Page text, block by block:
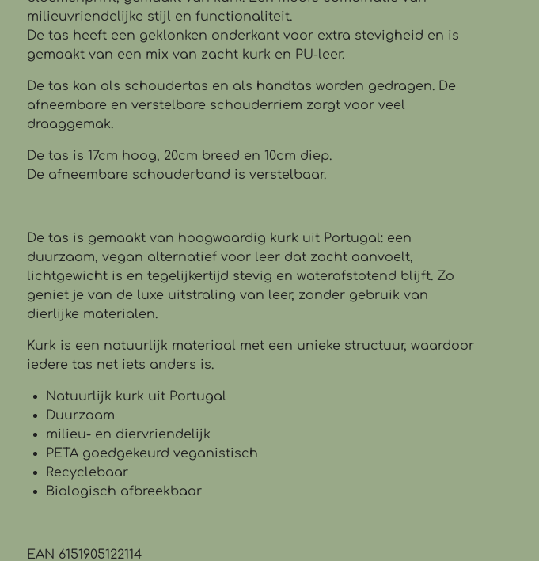
milieuvriendelijke stijl en functionaliteit.
De tas heeft een geklonken onderkant voor extra stevigheid en is
gemaakt van een mix van zacht kurk en PU-leer.
De tas kan als schoudertas en als handtas worden gedragen. De
afneembare en verstelbare schouderriem zorgt voor veel
draaggemak.
De tas is 17cm hoog, 20cm breed en 10cm diep.
De afneembare schouderband is verstelbaar.
De tas is gemaakt van hoogwaardig kurk uit Portugal: een
duurzaam, vegan alternatief voor leer dat zacht aanvoelt,
lichtgewicht is en tegelijkertijd stevig en waterafstotend blijft. Zo
geniet je van de luxe uitstraling van leer, zonder gebruik van
dierlijke materialen.
Kurk is een natuurlijk materiaal met een unieke structuur, waardoor
iedere tas net iets anders is.
Natuurlijk kurk uit Portugal
Duurzaam
milieu- en diervriendelijk
PETA goedgekeurd veganistisch
Recyclebaar
Biologisch afbreekbaar
EAN 6151905122114